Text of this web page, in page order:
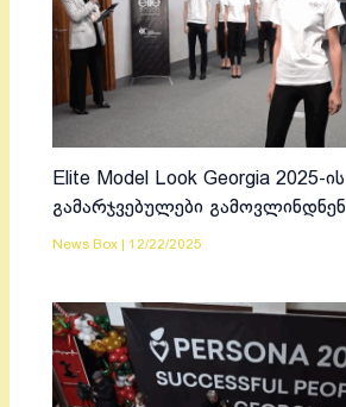
Elite Model Look Georgia 2025-ის
გამარჯვებულები გამოვლინდნენ
News Box |12/22/2025